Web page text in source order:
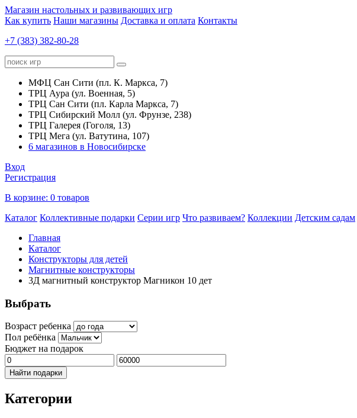
Магазин настольных и развивающих игр
Как купить Наши магазины Доставка и оплата Контакты
+7 (383) 382-80-28
МФЦ Сан Сити (пл. К. Маркса, 7)
ТРЦ Аура (ул. Военная, 5)
ТРЦ Сан Сити (пл. Карла Маркса, 7)
ТРЦ Сибирский Молл (ул. Фрунзе, 238)
ТРЦ Галерея (Гоголя, 13)
ТРЦ Мега (ул. Ватутина, 107)
6 магазинов в Новосибирске
Вход
Регистрация
В корзине: 0 товаров
Каталог Коллективные подарки Серии игр Что развиваем? Коллекции Детским садам
Главная
Каталог
Конструкторы для детей
Магнитные конструкторы
3Д магнитный конструктор Магникон 10 дет
Выбрать
Возраст ребенка
Пол ребёнка
Бюджет на подарок
Найти подарки
Категории